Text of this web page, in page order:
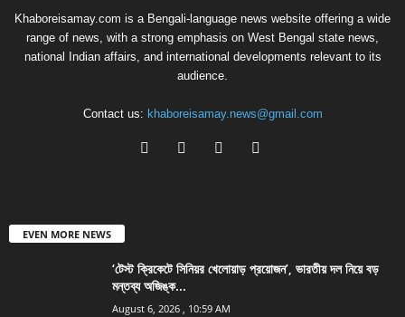
Khaboreisamay.com is a Bengali-language news website offering a wide
range of news, with a strong emphasis on West Bengal state news,
national Indian affairs, and international developments relevant to its
audience.
Contact us: khaboreisamay.news@gmail.com
EVEN MORE NEWS
‘টেস্ট ক্রিকেটে সিনিয়র খেলোয়াড় প্রয়োজন’, ভারতীয় দল নিয়ে বড়
মন্তব্য অজিঙ্ক...
August 6, 2026 , 10:59 AM